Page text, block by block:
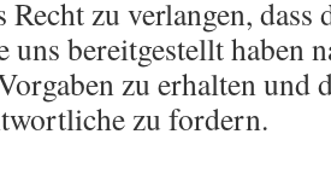
Recht zu verlangen,
uns bereitgestellt haben
zu erhalten
zu fordern.